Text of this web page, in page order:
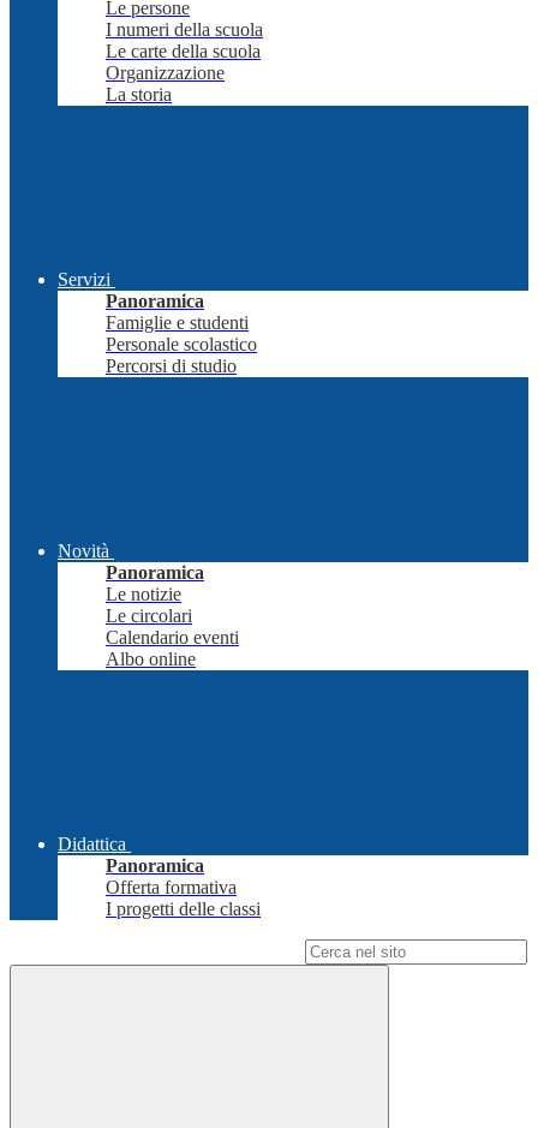
Le persone
I numeri della scuola
Le carte della scuola
Organizzazione
La storia
Servizi
Panoramica
Famiglie e studenti
Personale scolastico
Percorsi di studio
Novità
Panoramica
Le notizie
Le circolari
Calendario eventi
Albo online
Didattica
Panoramica
Offerta formativa
I progetti delle classi